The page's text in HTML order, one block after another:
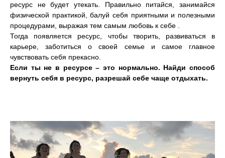
ресурс не будет утекать. Правильно питайся, занимайся
физической практикой, балуй себя приятными и полезными
процедурами, выражая тем самым любовь к себе .
Тогда появляется ресурс, чтобы творить, развиваться в
карьере, заботиться о своей семье и самое главное
чувствовать себя прекасно.
Если ты не в ресурсе – это нормально. Найди способ
вернуть себя в ресурс, разрешай себе чаще отдыхать.